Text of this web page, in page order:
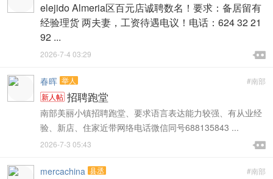
elejido Almeria区百元店诚聘数名！要求：备居留有
经验理货 两夫妻，工资待遇电议！电话：624 32 21
92 ...

2026-7-4 03:29 
#南部
春晖 举人
新人帖 招聘跑堂
南部美丽小镇招聘跑堂、要求语言表达能力较强、有从业经
验、新店、住家近带网络电话微信同号688135843 ...

2026-7-3 05:43 
#南部
mercachina 县丞